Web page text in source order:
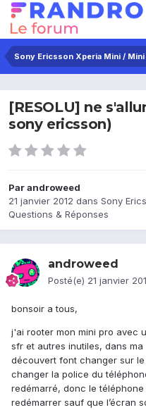
[RESOLU] ne
sony ericsson)
Parandroweed
21 janvier 2012 dans Sony
Questions & Réponses
androweed
Posté(e) 21 janvier
bonsoir a tous,
j'ai rooter mon mini pro avec
sfr et autres inutiles, dans
découvert font changer sur
changer la police du
redémarré, donc le
redémarrer sauf que l’écran